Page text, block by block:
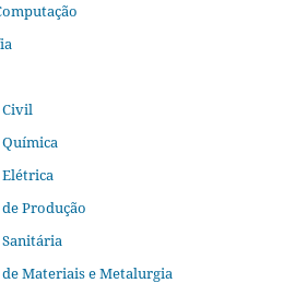
Civil
Produção
Materiais e Metalurgia